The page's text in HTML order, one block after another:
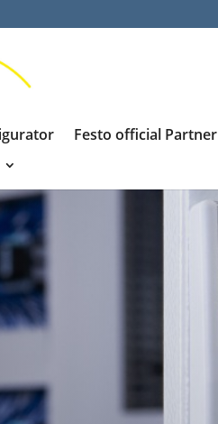
Festo official Partner